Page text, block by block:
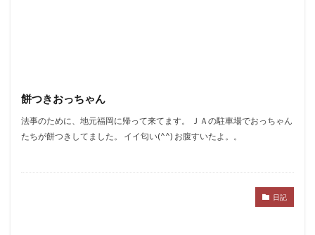
餅つきおっちゃん
法事のために、地元福岡に帰って来てます。 ＪＡの駐車場でおっちゃん
たちが餅つきしてました。 イイ匂い(^^) お腹すいたよ。。
日記